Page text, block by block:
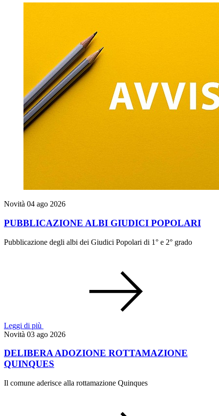
Novità 04 ago 2026
PUBBLICAZIONE ALBI GIUDICI POPOLARI
Pubblicazione degli albi dei Giudici Popolari di 1° e 2° grado
Leggi di più
Novità 03 ago 2026
DELIBERA ADOZIONE ROTTAMAZIONE
QUINQUES
Il comune aderisce alla rottamazione Quinques